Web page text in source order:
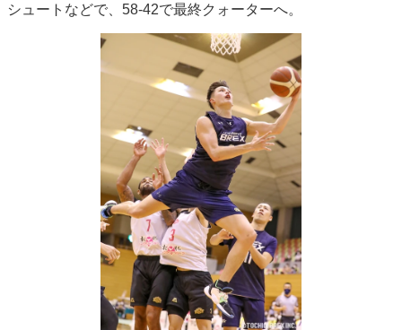
シュートなどで、58-42で最終クォーターへ。